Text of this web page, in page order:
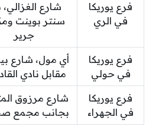
فرع يوريكا
في الري
شارع الغزالي،
سنتر بوينت
جرير
فرع يوريكا
في حولي
أي مول، شارع
مقابل نادي
فرع يوريكا
في الجهراء
شارع مرزوق
بجانب مجمع